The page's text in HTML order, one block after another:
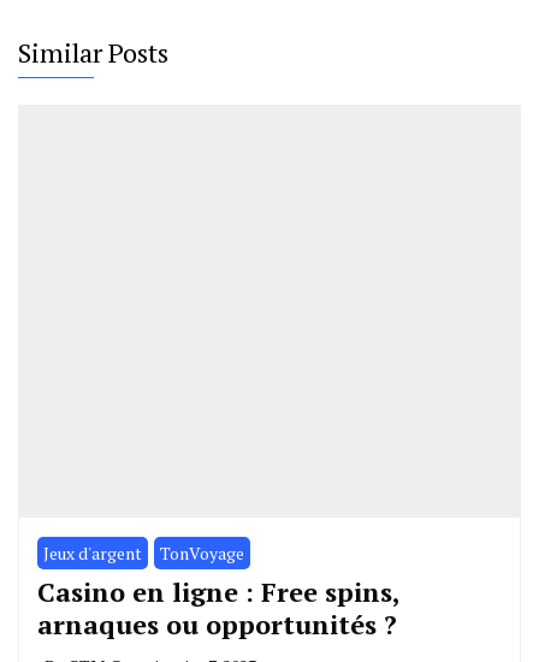
Similar Posts
Jeux d'argent TonVoyage
Casino en ligne : Free spins,
arnaques ou opportunités ?